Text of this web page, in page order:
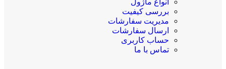
انواع ماژول
بررسی کیفیت
مدیریت سفارشات
ارسال سفارشات
حساب کاربری
تماس با ما